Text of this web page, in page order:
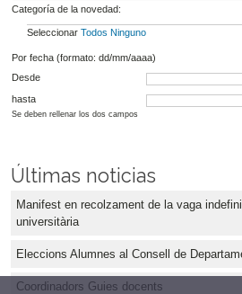
Categoría de la novedad:
Seleccionar Todos Ninguno
Por fecha (formato: dd/mm/aaaa)
Desde
hasta
Se deben rellenar los dos campos
Últimas noticias
Manifest en recolzament de la vaga
universitària
Eleccions Alumnes al Consell de
Coordinadors Guies docents